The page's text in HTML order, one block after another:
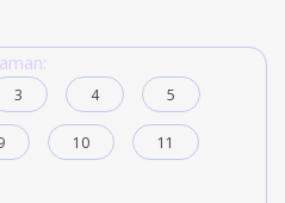
3 4 5
10 11